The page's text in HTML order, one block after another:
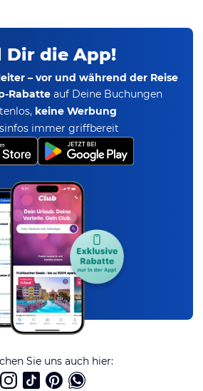
Dir die App!
– vor und während der Reise
Rabatte auf Deine Buchungen
keine Werbung
immer griffbereit
Sie uns auch hier: